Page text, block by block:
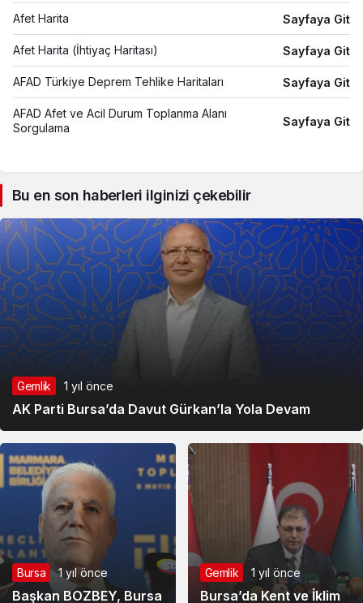
Orman Yangın İhbar
Su Arıza İhbar
Elektrik Arıza İhbar
Doğalgaz Arıza İhbar
Afet Harita Sayfaya Git
Afet Harita (İhtiyaç Haritası) Sayfaya Git
AFAD Türkiye Deprem Tehlike Haritaları Sayfaya Git
AFAD Afet ve Acil Durum Toplanma Alanı
Sorgulama
Sayfaya Git
Bu en son haberleri ilginizi çekebilir
Gemlik 1 yıl önce
AK Parti Bursa’da Davut Gürkan’la Yola Devam
Bursa 1 yıl önce
Başkan BOZBEY, Bursa
Gemlik 1 yıl önce
Bursa’da Kent ve İklim